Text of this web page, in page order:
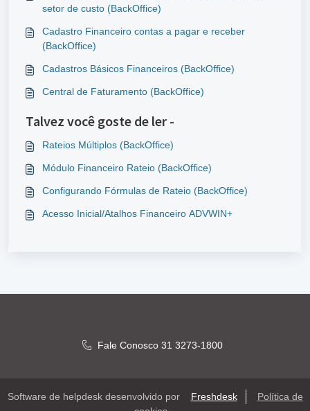
setor de custo (BackOffice)
Cadastro Financeiro contas a pagar e receber
(BackOffice)
Cadastros Básicos Financeiros (BackOffice)
Central de Faturamento (BackOffice)
Talvez você goste de ler -
Rateios Múltiplos (BackOffice)
Módulo Financeiro Rateio (BackOffice)
Configurando Fórmulas de Rateio (BackOffice)
Acesso Inicial/Atalhos Financeiro ADVWIN+
Fale Conosco 31 3273-1800
Software de helpdesk desenvolvido por Freshdesk
Política de